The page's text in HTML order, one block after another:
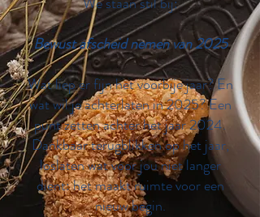
Bewust afscheid nemen van 2025​
Wat liep er fijn het voorbije jaar? En
wat wil je achterlaten in 2025? Een
punt zetten achter het jaar 2024.
Dankbaar terugblikken op het jaar,
loslaten wat voor jou niet langer
dient: het maakt ruimte voor een
nieuw begin.